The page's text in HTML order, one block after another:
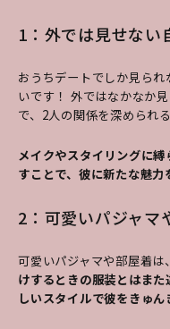
1：外では見せない
おうちデートでしか見ら
いです！ 外ではなかなか
で、2人の関係を深められ
メイクやスタイリングに
すことで、彼に新たな魅
2：可愛いパジャマ
可愛いパジャマや部屋着は
けするときの服装とはま
しいスタイルで彼をきゅ